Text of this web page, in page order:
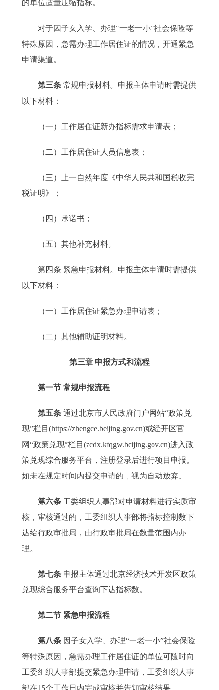
的单位适量压缩指标。
对于因子女入学、办理“一老一小”社会保险等
特殊原因，急需办理工作居住证的情况，开通紧急
申请渠道。
第三条 常规申报材料。申报主体申请时需提供
以下材料：
（一）工作居住证新办指标需求申请表；
（二）工作居住证人员信息表；
（三）上一自然年度《中华人民共和国税收完
税证明》；
（四）承诺书；
（五）其他补充材料。
第四条 紧急申报材料。申报主体申请时需提供
以下材料：
（一）工作居住证紧急办理申请表；
（二）其他辅助证明材料。
第三章 申报方式和流程
第一节 常规申报流程
第五条 通过北京市人民政府门户网站“政策兑
现”栏目(https://zhengce.beijing.gov.cn)或经开区官
网“政策兑现”栏目(zcdx.kfqgw.beijing.gov.cn)进入政
策兑现综合服务平台，注册登录后进行项目申报。
如未在规定时间内提交申请的，视为自动放弃。
第六条 工委组织人事部对申请材料进行实质审
核，审核通过的，工委组织人事部将指标控制数下
达给行政审批局，由行政审批局在数量范围内办
理。
第七条 申报主体通过北京经济技术开发区政策
兑现综合服务平台查询下达指标数。
第二节 紧急申报流程
第八条 因子女入学、办理“一老一小”社会保险
等特殊原因，急需办理工作居住证的单位可随时向
工委组织人事部提交紧急办理申请，工委组织人事
部在15个工作日内完成审核并告知审核结果。